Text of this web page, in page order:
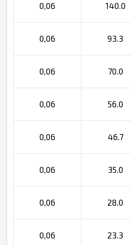
0,06 140.0
0,06 93.3
0,06 70.0
0,06 56.0
0,06 46.7
0,06 35.0
0,06 28.0
0,06 23.3